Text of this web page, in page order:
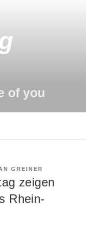
of you
GREINER
zeigen
Rhein-